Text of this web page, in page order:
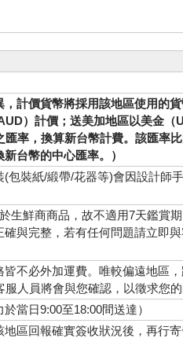
計價貨幣將採用該地區使用的
）計價；送美加地區以美金（
率，換算新台幣計費。該匯率
台幣的中心匯率。）
裝紙/緞帶/花器等)會因設計師
生鮮商商品，故不適用7天鑑賞期
與完整，若有任何問題請立即
不必外加運費。唯較偏遠地區
人員將會與您確認，以徵求您的
當日9:00至18:00間送達）
區回報確實簽收狀況後，再行